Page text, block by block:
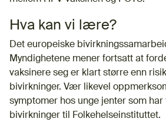
Hva kan vi lære?
Det europeiske
Myndighetene mener fortsatt at
vaksinere seg er klart større enn
bivirkninger. Vær likevel
symptomer hos unge jenter som har
bivirkninger til Folkehelseinstituttet.